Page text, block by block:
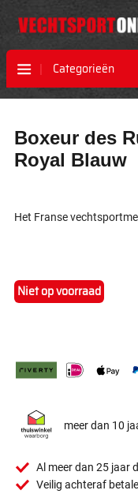
Categorieën
naar
het
einde
afbeeldingen-
naar
het
begin
afbeeldingen-
Boxeur des
Royal Blauw
Het Franse
Niet op voorraad
meer dan 10
Al meer dan 25 jaar
Veilig achteraf